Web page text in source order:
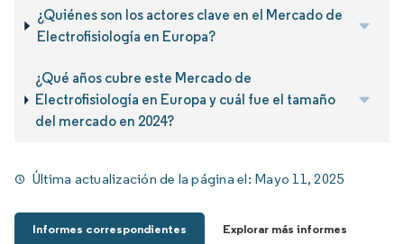
¿Quiénes son los actores clave en el Mercado de
Electrofisiología en Europa?
¿Qué años cubre este Mercado de
Electrofisiología en Europa y cuál fue el tamaño
del mercado en 2024?
Última actualización de la página el: Mayo 11, 2025
Informes correspondientes Explorar más informes